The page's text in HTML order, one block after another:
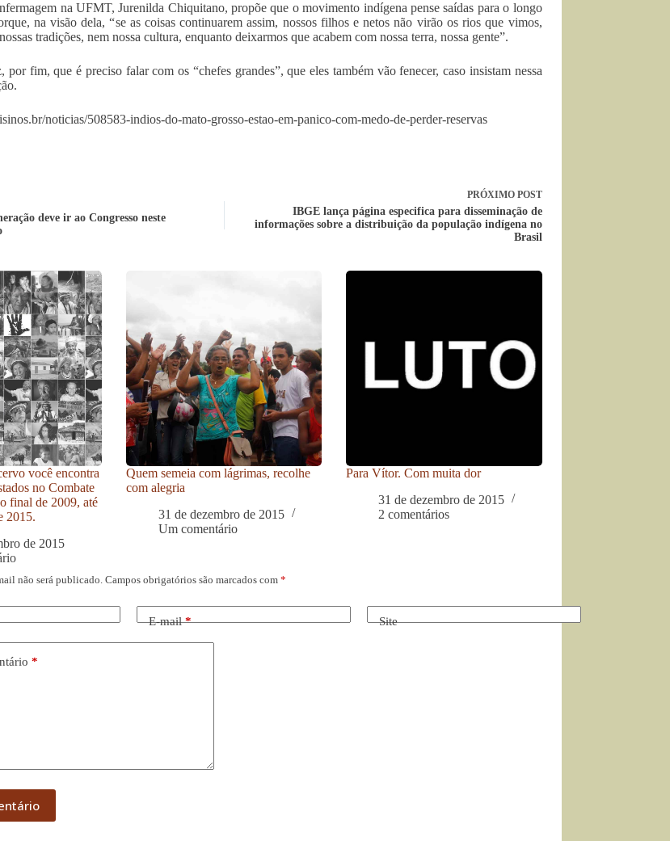
na UFMT, Jurenilda Chiquitano, propõe que o movimento indígena pense saídas para o longo
na visão dela, “se as coisas continuarem assim, nossos filhos e netos não virão os rios que vimos,
tradições, nem nossa cultura, enquanto deixarmos que acabem com nossa terra, nossa gente”.
fim, que é preciso falar com os “chefes grandes”, que eles também vão fenecer, caso insistam nessa
noticias/508583-indios-do-mato-grosso-estao-em-panico-com-medo-de-perder-reservas
deve ir ao Congresso neste
PRÓXIMO POST
IBGE lança página especifica para disseminação de
informações sobre a distribuição da população indígena no
Brasil
você encontra
no Combate
final de 2009, até
2015.
de 2015
Quem semeia com lágrimas, recolhe
com alegria
31 de dezembro de 2015
Um comentário
Para Vítor. Com muita dor
31 de dezembro de 2015
2 comentários
não será publicado. Campos obrigatórios são marcados com *
E-mail* Site
*